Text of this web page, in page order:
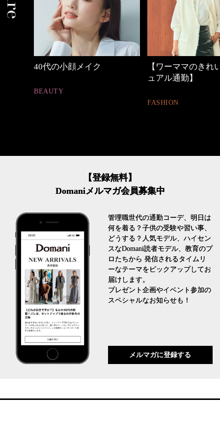
【ワーママのきれいめカジ
優木まおみさん「
割。」
LIFESTYLE
【登録無料】
Domaniメルマガ会員募集中
管理職世代の通勤コーデ、明日は
何を着る？子供の受験や習い事、
どうする？人気モデル、ハイセン
スなDomani読者モデル、教育のプ
ロたちから 発信されるタイムリ
ーなテーマをピックアップしてお
届けします。
プレゼント企画やイベント参加の
スペシャルなお知らせも！
メルマガに登録する